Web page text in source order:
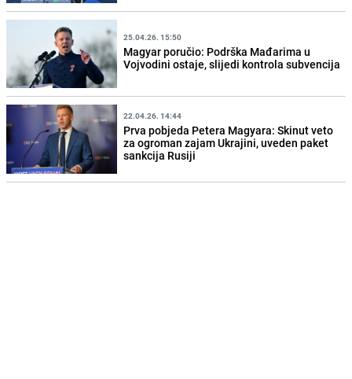
25.04.26. 15:50
Magyar poručio: Podrška Mađarima u
Vojvodini ostaje, slijedi kontrola subvencija
22.04.26. 14:44
Prva pobjeda Petera Magyara: Skinut veto
za ogroman zajam Ukrajini, uveden paket
sankcija Rusiji